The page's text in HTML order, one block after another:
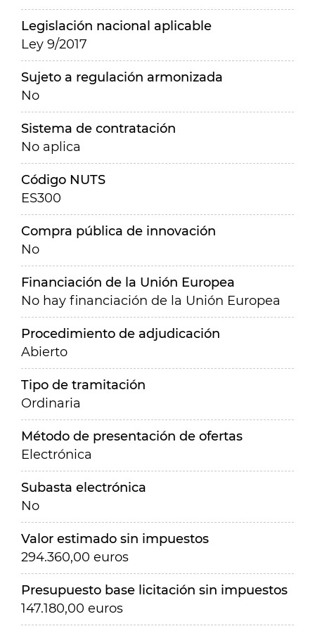
Legislación nacional aplicable
Ley 9/2017
Sujeto a regulación armonizada
No
Sistema de contratación
No aplica
Código NUTS
ES300
Compra pública de innovación
No
Financiación de la Unión Europea
No hay financiación de la Unión Europea
Procedimiento de adjudicación
Abierto
Tipo de tramitación
Ordinaria
Método de presentación de ofertas
Electrónica
Subasta electrónica
No
Valor estimado sin impuestos
294.360,00 euros
Presupuesto base licitación sin impuestos
147.180,00 euros